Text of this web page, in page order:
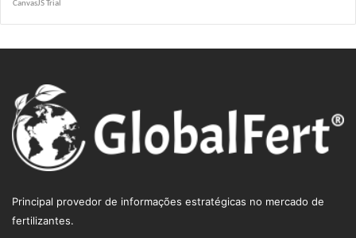
Principal provedor de informações estratégicas no mercado de
fertilizantes.